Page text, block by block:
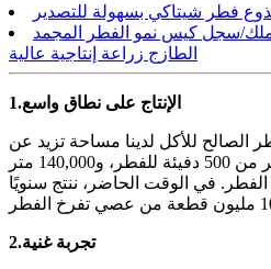
فطر شيتاكي بسهولة للتصدير
سجل كيس نمو الفطر المجمد
الطازج زراعة إنتاجية عالية
1.الإنتاج على نطاق واسع
الصالح للأكل لدينا مساحة تزيد عن
1,000,500 متر مربع. يوجد أكثر من 500 دفيئة للفطر، و140,000 متر
في الوقت الحاضر، ننتج سنويًا
2.تجربة غنية